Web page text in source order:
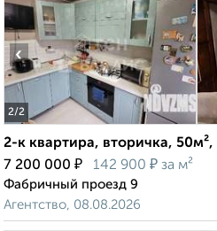
2/2
‹
2-к квартира, вторичка,
7 200 000 ₽ 142 900 ₽ за м²
Фабричный проезд 9
Агентство, 08.08.2026